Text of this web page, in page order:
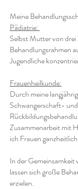
Meine
Pädiatrie:
Selbst Mutter von
Behandlungsrahmen
Jugendliche
Frauenheilkunde:
Durch meine
Schwangerschaft- und
Zusammenarbeit mit
ich Frauen
In der
lassen sich große
erzielen.